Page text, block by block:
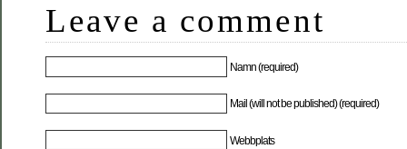
Leave a comment
Namn (required)
Mail (will not be published) (required)
Webbplats